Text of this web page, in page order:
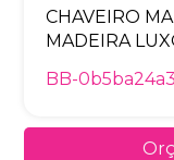
CHAVEIRO
MADEIRA
BB-